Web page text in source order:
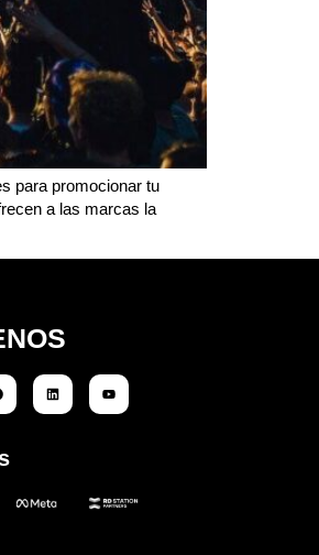
para promocionar tu
a las marcas la